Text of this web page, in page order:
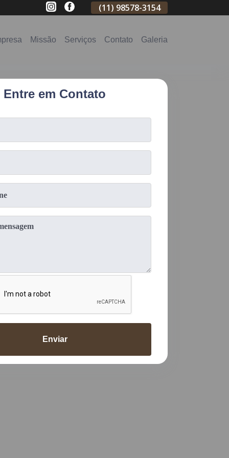
2796-3704 (11) 98578-3154
Missão Serviços Contato Galeria
Entre em Contato
Enviar